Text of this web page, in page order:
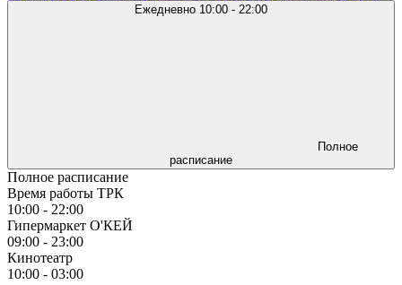
Ежедневно 10:00 - 22:00
Полное
расписание
Полное расписание
Время работы ТРК
10:00 - 22:00
Гипермаркет О'КЕЙ
09:00 - 23:00
Кинотеатр
10:00 - 03:00